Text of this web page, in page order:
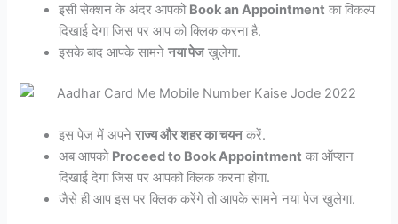
इसी सेक्शन के अंदर आपको Book an Appointment का विकल्प
दिखाई देगा जिस पर आप को क्लिक करना है.
इसके बाद आपके सामनेनया पेजखुलेगा.
इस पेज में अपनेराज्य और शहर का चयनकरें.
अब आपको Proceed to Book Appointment का ऑप्शन
दिखाई देगा जिस पर आपको क्लिक करना होगा.
जैसे ही आप इस पर क्लिक करेंगे तो आपके सामने नया पेज खुलेगा.